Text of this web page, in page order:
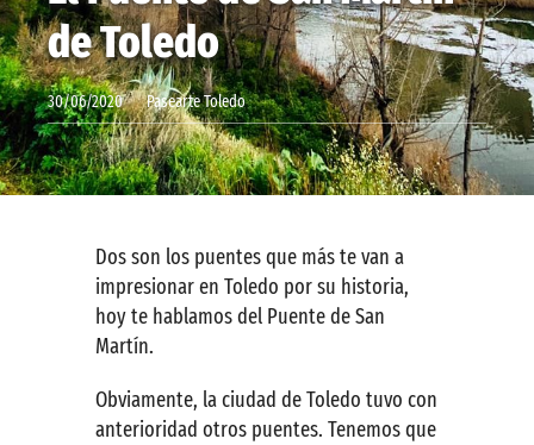
Contactar
de Toledo
30/06/2020 Pasearte Toledo
Dos son los puentes que más te van a
impresionar en Toledo por su historia,
hoy te hablamos del Puente de San
Martín.
Obviamente, la ciudad de Toledo tuvo con
anterioridad otros puentes. Tenemos que